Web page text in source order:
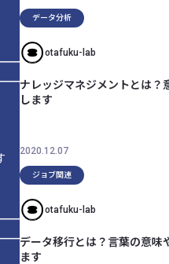
データ分析
otafuku-lab
ナレッジマネジメントとは？
します
2020.12.07
ジョブ関連
otafuku-lab
データ移行とは？言葉の意味
ます